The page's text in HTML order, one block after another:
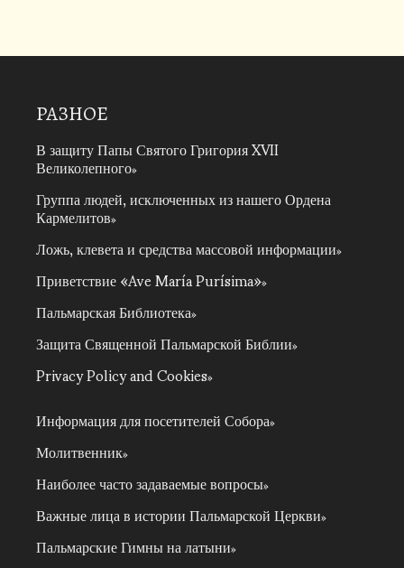
РАЗНОЕ
В защиту Папы Святого Григория XVII
Великолепного
Группа людей, исключенных из нашего Ордена
Кармелитов
Ложь, клевета и средства массовой информации
Приветствие «Ave María Purísima»
Пальмарская Библиотека
Защита Священной Пальмарской Библии
Privacy Policy and Cookies
Информация для посетителей Собора
Молитвенник
Наиболее часто задаваемые вопросы
Важные лица в истории Пальмарской Церкви
Пальмарские Гимны на латыни